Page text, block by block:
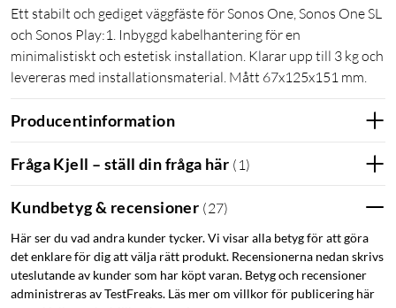
Ett stabilt och gediget väggfäste för Sonos One, Sonos One SL
och Sonos Play:1. Inbyggd kabelhantering för en
minimalistiskt och estetisk installation. Klarar upp till 3 kg och
levereras med installationsmaterial. Mått 67x125x151 mm.
Producentinformation
Fråga Kjell – ställ din fråga här ( 1 )
Kundbetyg & recensioner (27)
Här ser du vad andra kunder tycker. Vi visar alla betyg för att göra
det enklare för dig att välja rätt produkt. Recensionerna nedan skrivs
uteslutande av kunder som har köpt varan. Betyg och recensioner
administreras av TestFreaks. Läs mer om villkor för publicering här